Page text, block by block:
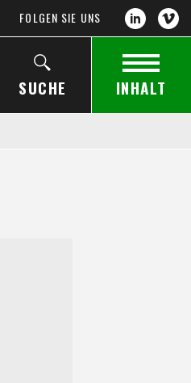
FOLGEN SIE UNS
SUCHE INHALT